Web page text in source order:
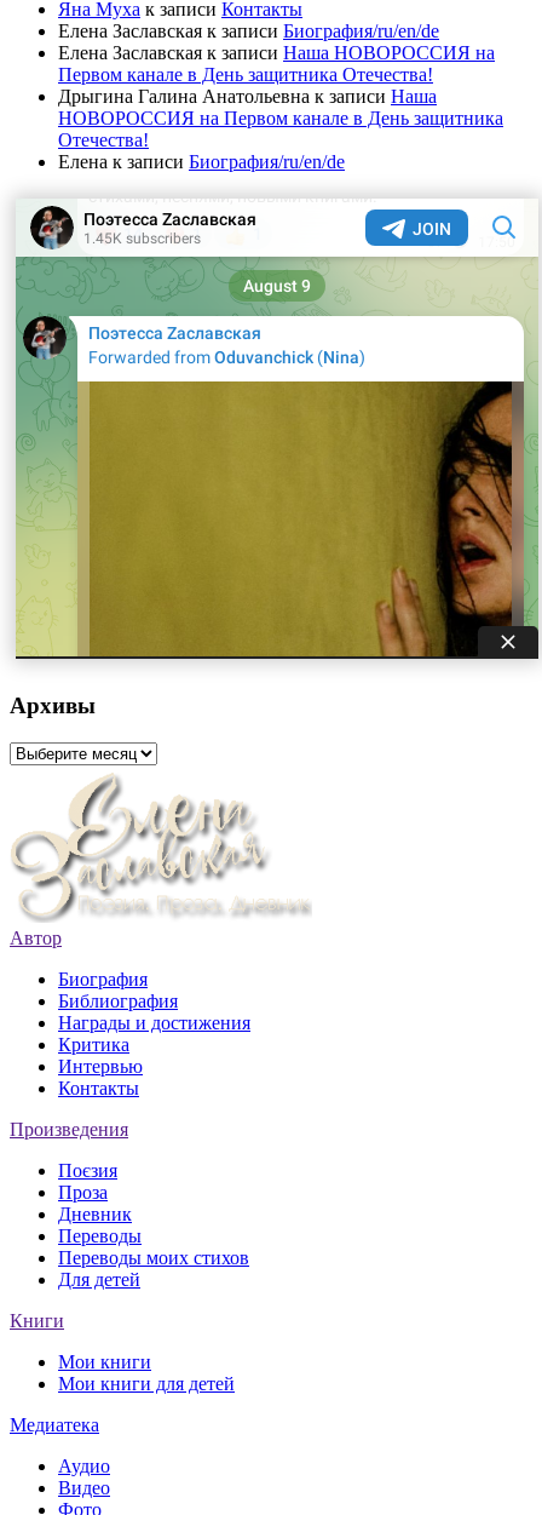
Яна Муха к записи Контакты
Елена Заславская к записи Биография/ru/en/de
Елена Заславская к записи Наша НОВОРОССИЯ на
Первом канале в День защитника Отечества!
Дрыгина Галина Анатольевна к записи Наша
НОВОРОССИЯ на Первом канале в День защитника
Отечества!
Елена к записи Биография/ru/en/de
Архивы
Архивы
Автор
Биография
Библиография
Награды и достижения
Критика
Интервью
Контакты
Произведения
Поєзия
Проза
Дневник
Переводы
Переводы моих стихов
Для детей
Книги
Мои книги
Мои книги для детей
Медиатека
Аудио
Видео
Фото